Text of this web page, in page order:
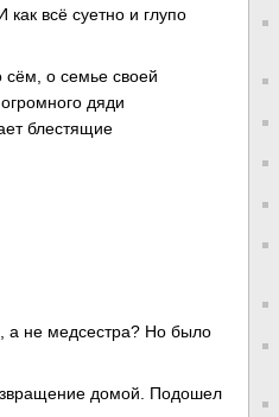
всё суетно и глупо
о семье своей
дяди
блестящие
а не медсестра? Но было
домой. Подошел